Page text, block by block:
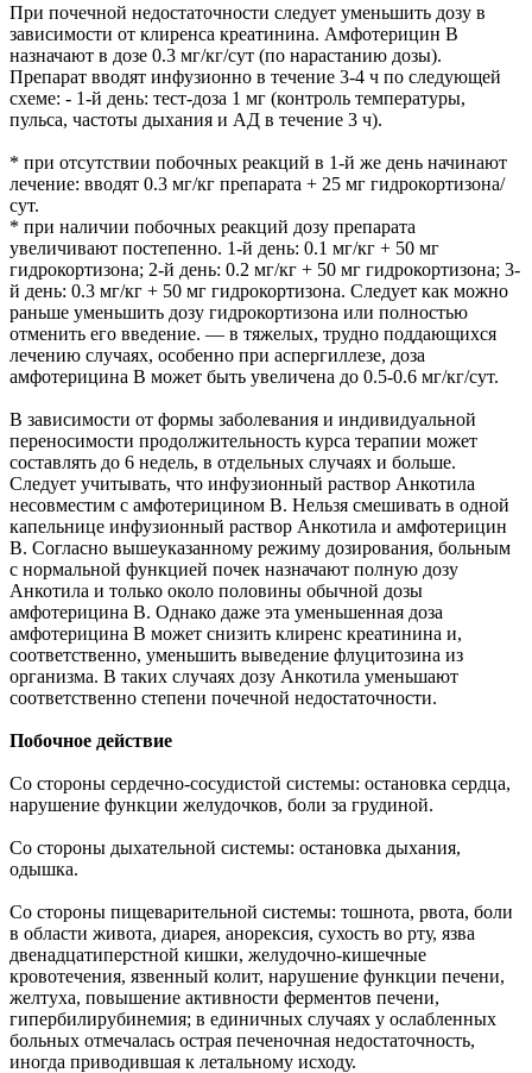
При почечной недостаточности следует уменьшить дозу в
зависимости от клиренса креатинина. Амфотерицин В
назначают в дозе 0.3 мг/кг/сут (по нарастанию дозы).
Препарат вводят инфузионно в течение 3-4 ч по следующей
схеме: - 1-й день: тест-доза 1 мг (контроль температуры,
пульса, частоты дыхания и АД в течение 3 ч).
* при отсутствии побочных реакций в 1-й же день начинают
лечение: вводят 0.3 мг/кг препарата + 25 мг гидрокортизона/
сут.
* при наличии побочных реакций дозу препарата
увеличивают постепенно. 1-й день: 0.1 мг/кг + 50 мг
гидрокортизона; 2-й день: 0.2 мг/кг + 50 мг гидрокортизона; 3-
й день: 0.3 мг/кг + 50 мг гидрокортизона. Следует как можно
раньше уменьшить дозу гидрокортизона или полностью
отменить его введение. — в тяжелых, трудно поддающихся
лечению случаях, особенно при аспергиллезе, доза
амфотерицина В может быть увеличена до 0.5-0.6 мг/кг/сут.
В зависимости от формы заболевания и индивидуальной
переносимости продолжительность курса терапии может
составлять до 6 недель, в отдельных случаях и больше.
Следует учитывать, что инфузионный раствор Анкотила
несовместим с амфотерицином В. Нельзя смешивать в одной
капельнице инфузионный раствор Анкотила и амфотерицин
В. Согласно вышеуказанному режиму дозирования, больным
с нормальной функцией почек назначают полную дозу
Анкотила и только около половины обычной дозы
амфотерицина В. Однако даже эта уменьшенная доза
амфотерицина В может снизить клиренс креатинина и,
соответственно, уменьшить выведение флуцитозина из
организма. В таких случаях дозу Анкотила уменьшают
соответственно степени почечной недостаточности.
Побочное действие
Со стороны сердечно-сосудистой системы: остановка сердца,
нарушение функции желудочков, боли за грудиной.
Со стороны дыхательной системы: остановка дыхания,
одышка.
Со стороны пищеварительной системы: тошнота, рвота, боли
в области живота, диарея, анорексия, сухость во рту, язва
двенадцатиперстной кишки, желудочно-кишечные
кровотечения, язвенный колит, нарушение функции печени,
желтуха, повышение активности ферментов печени,
гипербилирубинемия; в единичных случаях у ослабленных
больных отмечалась острая печеночная недостаточность,
иногда приводившая к летальному исходу.